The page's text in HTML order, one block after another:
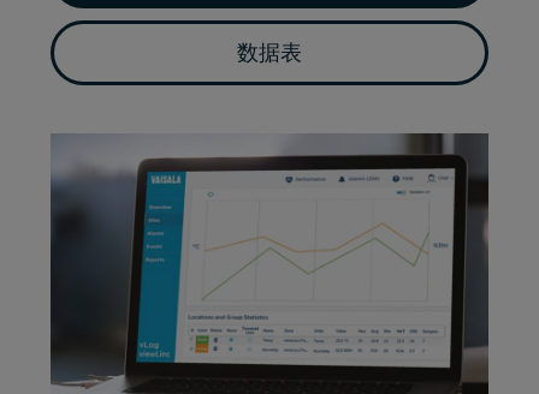
数据表